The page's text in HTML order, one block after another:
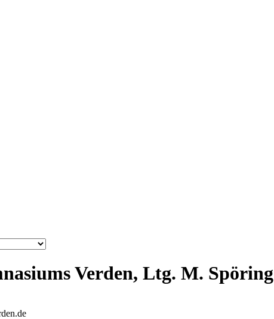
Verden, Ltg. M. Spöring